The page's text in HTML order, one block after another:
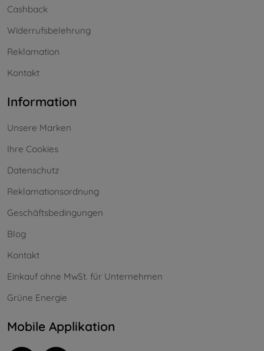
Cashback
Widerrufsbelehrung
Reklamation
Kontakt
Information
Unsere Marken
Ihre Cookies
Datenschutz
Reklamationsordnung
Geschäftsbedingungen
Blog
Kontakt
Einkauf ohne MwSt. für Unternehmen
Grüne Energie
Mobile Applikation